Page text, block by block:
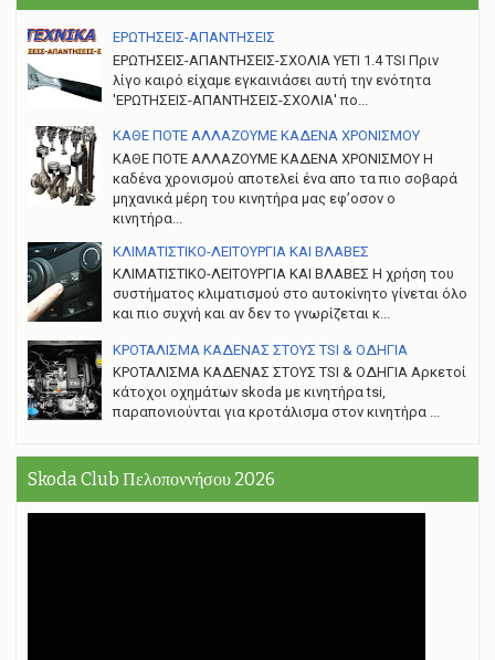
ΕΡΩΤΗΣΕΙΣ-ΑΠΑΝΤΗΣΕΙΣ
ΕΡΩΤΗΣΕΙΣ-ΑΠΑΝΤΗΣΕΙΣ-ΣΧΟΛΙΑ YETI 1.4 TSI Πριν
λίγο καιρό είχαμε εγκαινιάσει αυτή την ενότητα
'ΕΡΩΤΗΣΕΙΣ-ΑΠΑΝΤΗΣΕΙΣ-ΣΧΟΛΙΑ' πο...
ΚΑΘΕ ΠΟΤΕ ΑΛΛΑΖΟΥΜΕ ΚΑΔΕΝΑ ΧΡΟΝΙΣΜΟΥ
ΚΑΘΕ ΠΟΤΕ ΑΛΛΑΖΟΥΜΕ ΚΑΔΕΝΑ ΧΡΟΝΙΣΜΟΥ Η
καδένα χρονισμού αποτελεί ένα απο τα πιο σοβαρά
μηχανικά μέρη του κινητήρα μας εφ’οσον ο
κινητήρα...
ΚΛΙΜΑΤΙΣΤΙΚΟ-ΛΕΙΤΟΥΡΓΙΑ ΚΑΙ ΒΛΑΒΕΣ
ΚΛΙΜΑΤΙΣΤΙΚΟ-ΛΕΙΤΟΥΡΓΙΑ ΚΑΙ ΒΛΑΒΕΣ H χρήση του
συστήματος κλιματισμού στο αυτοκίνητο γίνεται όλο
και πιο συχνή και αν δεν το γνωρίζεται κ...
ΚΡΟΤΑΛΙΣΜΑ ΚΑΔΕΝΑΣ ΣΤΟΥΣ TSI & ΟΔΗΓΙΑ
ΚΡΟΤΑΛΙΣΜΑ ΚΑΔΕΝΑΣ ΣΤΟΥΣ TSI & ΟΔΗΓΙΑ Αρκετοί
κάτοχοι οχημάτων skoda με κινητήρα tsi,
παραπονιούνται για κροτάλισμα στον κινητήρα ...
Skoda Club Πελοποννήσου 2026